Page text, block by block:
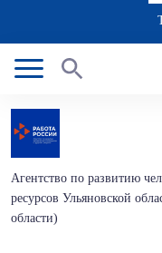
Агентство по развитию
ресурсов Ульяновской
области)